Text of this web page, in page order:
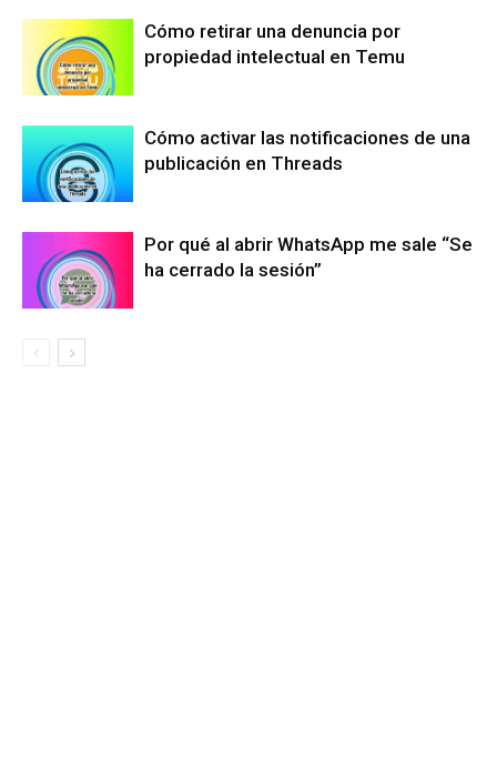
Cómo retirar una denuncia por
propiedad intelectual en Temu
Cómo activar las notificaciones de una
publicación en Threads
Por qué al abrir WhatsApp me sale “Se
ha cerrado la sesión”